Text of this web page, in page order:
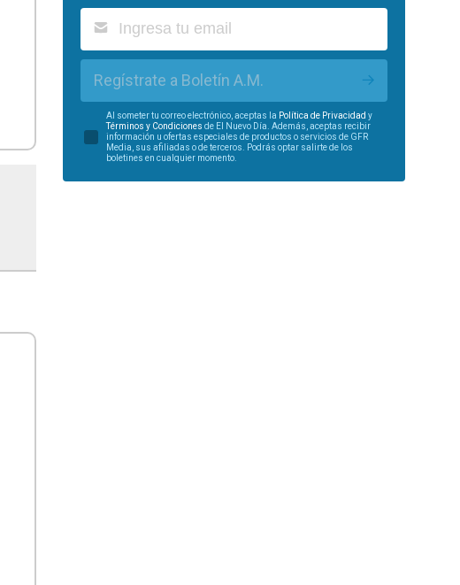
Regístrate a Boletín A.M.
Al someter tu correo electrónico, aceptas la Política de Privacidad y
Términos y Condiciones de El Nuevo Día. Además, aceptas recibir
información u ofertas especiales de productos o servicios de GFR
Media, sus afiliadas o de terceros. Podrás optar salirte de los
boletines en cualquier momento.